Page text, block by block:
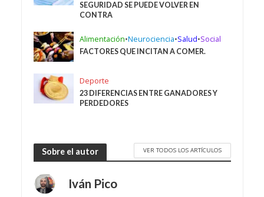
SEGURIDAD SE PUEDE VOLVER EN
CONTRA
Alimentación•Neurociencia•Salud•Social
FACTORES QUE INCITAN A COMER.
Deporte
23 DIFERENCIAS ENTRE GANADORES Y
PERDEDORES
Sobre el autor VER TODOS LOS ARTÍCULOS
Iván Pico